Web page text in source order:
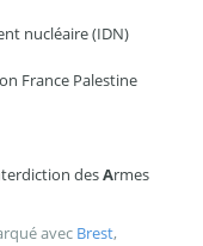
nucléaire (IDN)
France Palestine
desArmes
avec Brest,